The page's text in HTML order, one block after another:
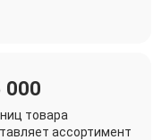
000
товара
ассортимент